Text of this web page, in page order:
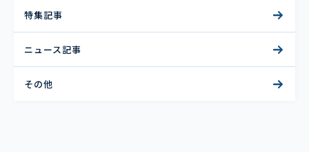
特集記事
ニュース記事
その他